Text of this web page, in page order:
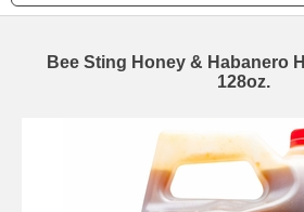
Bee Sting Honey & Habanero
128oz.